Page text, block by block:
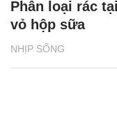
NHỊP SỐNG
Phân loại rác
vỏ hộp sữa